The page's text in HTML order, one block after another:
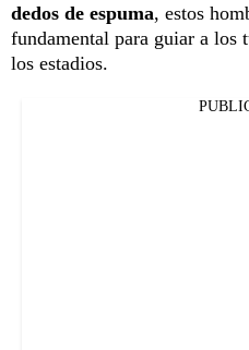
dedos de espuma, estos
fundamental para guiar a los
los estadios.